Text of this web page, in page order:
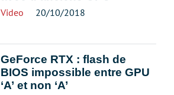
Video 20/10/2018
GeForce RTX : flash de
BIOS impossible entre GPU
‘A’ et non ‘A’